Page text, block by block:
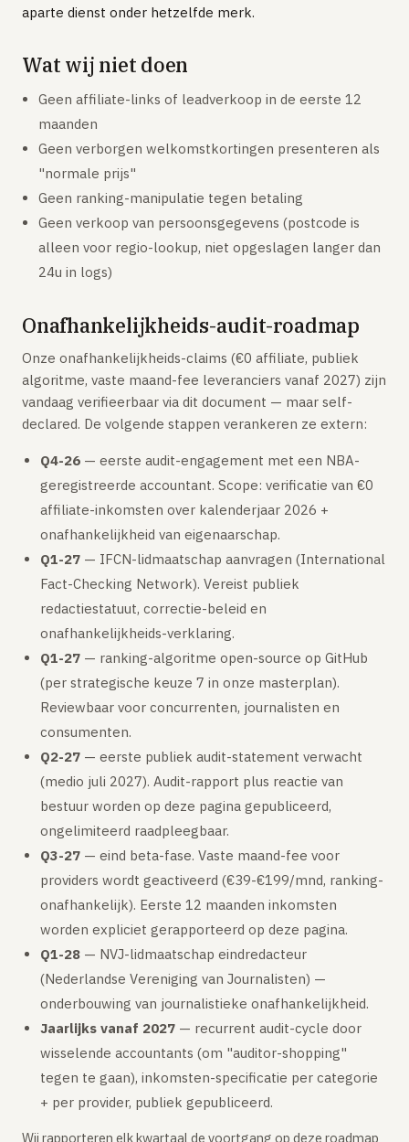
Online.nl
Tweak
Plinq
Sim-only vergelijken
TOP PROVIDERS
KPN
Odido
Lebara
Hollandsnieuwe
Volledig overzicht — alle uitleg-artikelen & methodologie →
51 providers · publiek vergeleken
Over
aparte dienst onder hetzelfde merk.
Wat wij niet doen
Geen affiliate-links of leadverkoop in de eerste 12
maanden
Geen verborgen welkomstkortingen presenteren als
"normale prijs"
Geen ranking-manipulatie tegen betaling
Geen verkoop van persoonsgegevens (postcode is
alleen voor regio-lookup, niet opgeslagen langer dan
24u in logs)
Onafhankelijkheids-audit-roadmap
Onze onafhankelijkheids-claims (€0 affiliate, publiek
algoritme, vaste maand-fee leveranciers vanaf 2027) zijn
vandaag verifieerbaar via dit document — maar self-
declared. De volgende stappen verankeren ze extern:
Q4-26 — eerste audit-engagement met een NBA-
geregistreerde accountant. Scope: verificatie van €0
affiliate-inkomsten over kalenderjaar 2026 +
onafhankelijkheid van eigenaarschap.
Q1-27 — IFCN-lidmaatschap aanvragen (International
Fact-Checking Network). Vereist publiek
redactiestatuut, correctie-beleid en
onafhankelijkheids-verklaring.
Q1-27 — ranking-algoritme open-source op GitHub
(per strategische keuze 7 in onze masterplan).
Reviewbaar voor concurrenten, journalisten en
consumenten.
Q2-27 — eerste publiek audit-statement verwacht
(medio juli 2027). Audit-rapport plus reactie van
bestuur worden op deze pagina gepubliceerd,
ongelimiteerd raadpleegbaar.
Q3-27 — eind beta-fase. Vaste maand-fee voor
providers wordt geactiveerd (€39-€199/mnd, ranking-
onafhankelijk). Eerste 12 maanden inkomsten
worden expliciet gerapporteerd op deze pagina.
Q1-28 — NVJ-lidmaatschap eindredacteur
(Nederlandse Vereniging van Journalisten) —
onderbouwing van journalistieke onafhankelijkheid.
Jaarlijks vanaf 2027 — recurrent audit-cycle door
wisselende accountants (om "auditor-shopping"
tegen te gaan), inkomsten-specificatie per categorie
+ per provider, publiek gepubliceerd.
Wij rapporteren elk kwartaal de voortgang op deze roadmap